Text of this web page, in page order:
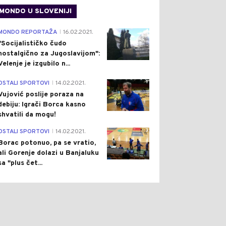
MONDO U SLOVENIJI
4
REPORTAŽA 16.02.2021.
čudo
za Jugoslavijom":
je izgubilo n...
1
SPORTOVI 14.02.2021.
poslije poraza na
Igrači Borca kasno
da mogu!
3
SPORTOVI 14.02.2021.
potonuo, pa se vratio,
Gorenje dolazi u Banjaluku
"plus čet...